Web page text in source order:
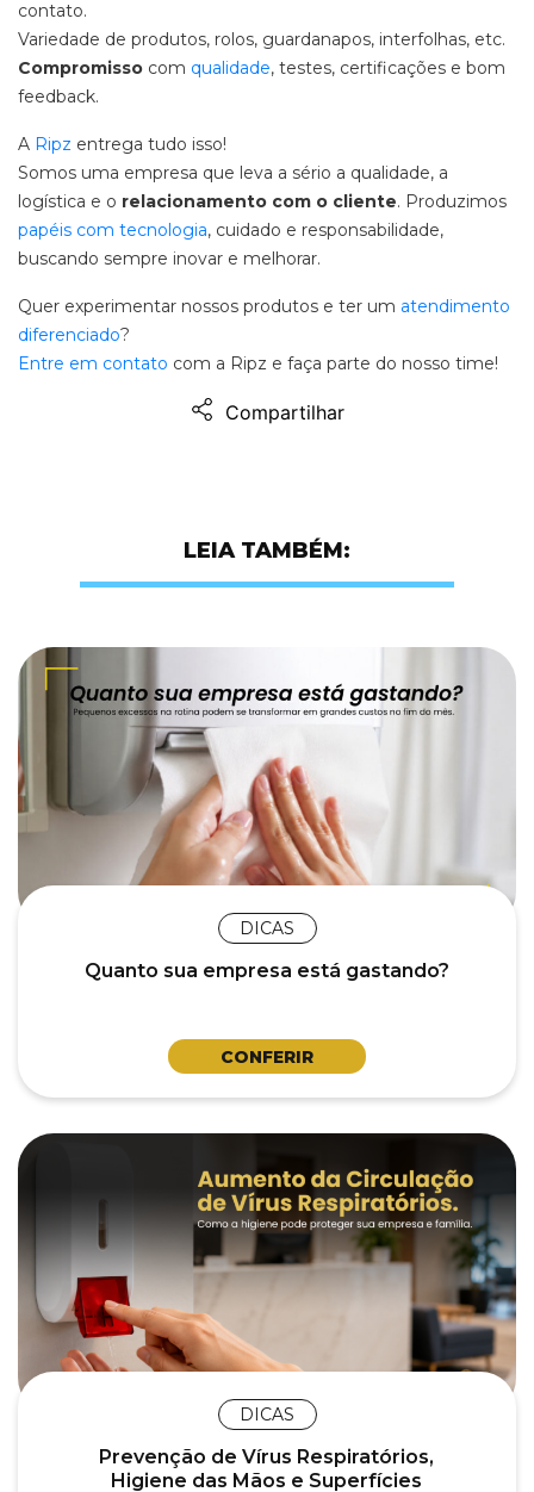
contato.
Variedade de produtos, rolos, guardanapos, interfolhas, etc.
Compromisso com qualidade, testes, certificações e bom
feedback.
A Ripz entrega tudo isso!
Somos uma empresa que leva a sério a qualidade, a
logística e o relacionamento com o cliente. Produzimos
papéis com tecnologia, cuidado e responsabilidade,
buscando sempre inovar e melhorar.
Quer experimentar nossos produtos e ter um atendimento
diferenciado?
Entre em contato com a Ripz e faça parte do nosso time!
Compartilhar
LEIA TAMBÉM:
DICAS
Quanto sua empresa está gastando?
CONFERIR
DICAS
Prevenção de Vírus Respiratórios,
Higiene das Mãos e Superfícies